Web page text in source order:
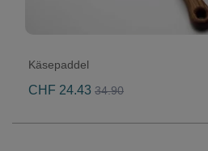
Käsepaddel
CHF 24.43 34.90